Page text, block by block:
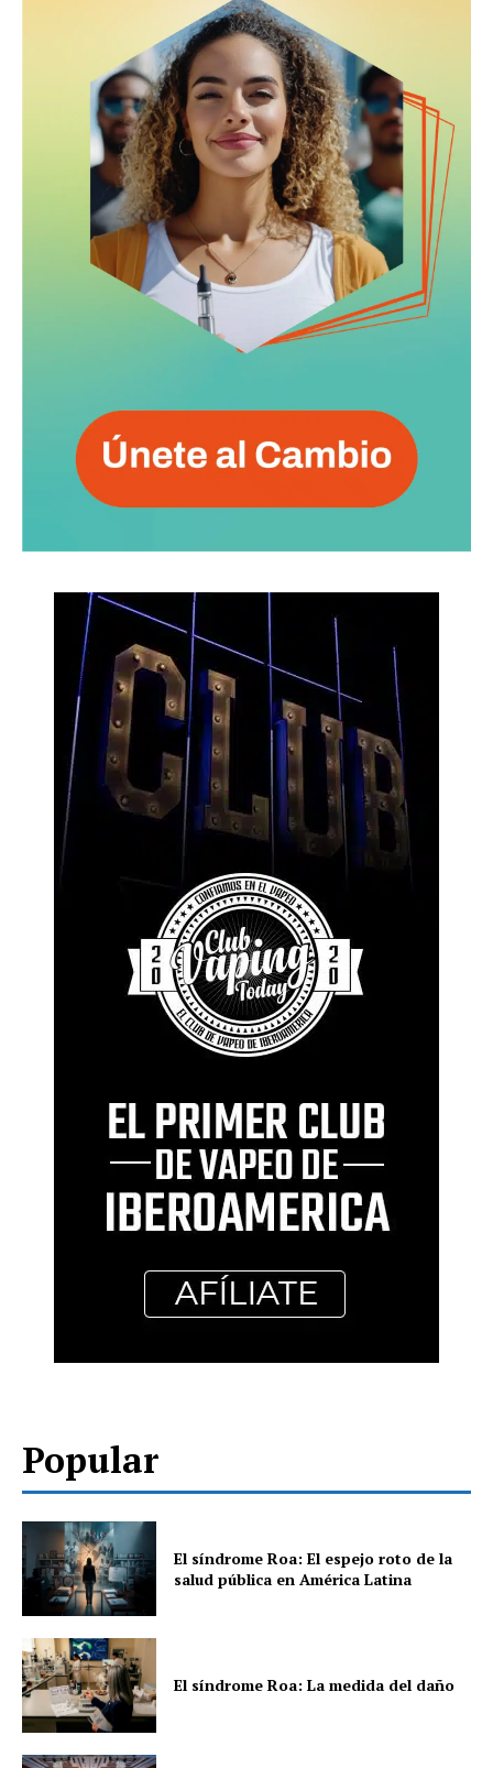
Popular
El síndrome Roa: El espejo roto de la
salud pública en América Latina
El síndrome Roa: La medida del daño